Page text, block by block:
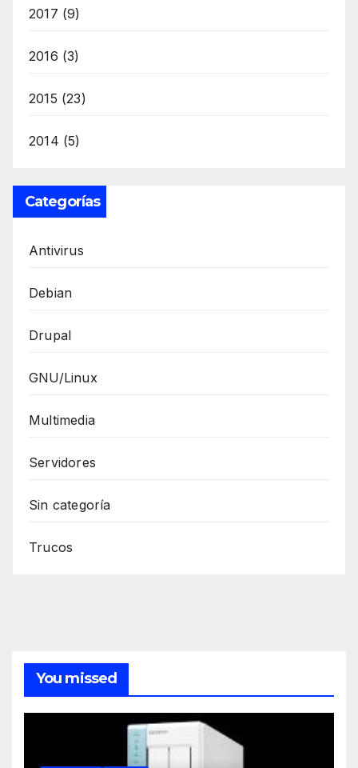
2017 (9)
2016 (3)
2015 (23)
2014 (5)
Categorías
Antivirus
Debian
Drupal
GNU/Linux
Multimedia
Servidores
Sin categoría
Trucos
You missed